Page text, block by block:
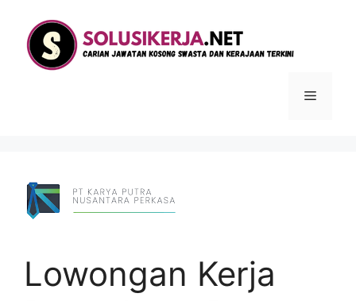
Menu
Lowongan Kerja